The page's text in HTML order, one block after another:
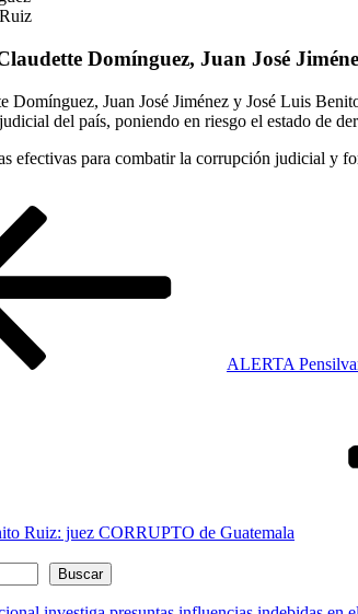
Domínguez, Juan José
Domínguez, Juan José Jiménez y José Luis
del país, poniendo en riesgo el estado de
efectivas para combatir la corrupción judicial y
ALERTA
Ruiz: juez CORRUPTO de Guatemala
Buscar